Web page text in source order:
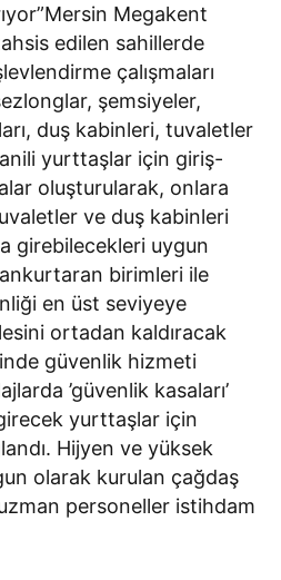
Megakent
edilen sahillerde
çalışmaları
şemsiyeler,
duş kabinleri, tuvaletler
yurttaşlar için giriş-
oluşturularak, onlara
ve duş kabinleri
girebilecekleri uygun
birimleri ile
en üst seviyeye
ortadan kaldıracak
güvenlik hizmeti
’güvenlik kasaları’
yurttaşlar için
Hijyen ve yüksek
olarak kurulan çağdaş
personeller istihdam